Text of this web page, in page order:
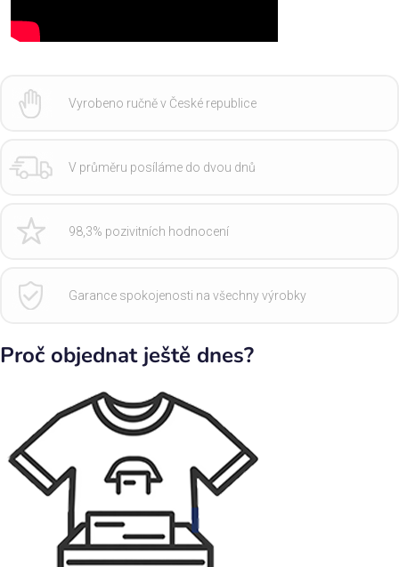
Vyrobeno ručně v České republice
V průměru posíláme do dvou dnů
98,3% pozivitních hodnocení
Garance spokojenosti na všechny výrobky
Proč objednat ještě dnes?